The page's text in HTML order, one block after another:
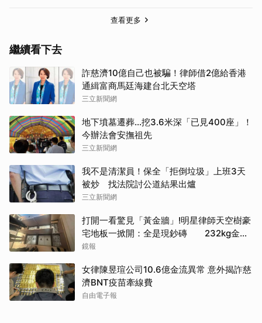
查看更多
繼續看下去
詐慈濟10億自己也被騙！律師借2億給香港
通緝富商馬廷海建台北天空塔
三立新聞網
地下墳墓遷葬…挖3.6米深「已見400座」！
今辦法會安撫祖先
三立新聞網
我不是清潔員！保全「拒倒垃圾」上班3天
被炒 找法院討公道結果出爐
三立新聞網
打開一看驚見「黃金牆」!明星律師天空樹豪
宅地板一掀開：全是現鈔磚 232kg金山
震撼影像曝
鏡報
女律陳昱瑄公司10.6億金流異常 意外揭詐慈
濟BNT疫苗牽線費
自由電子報